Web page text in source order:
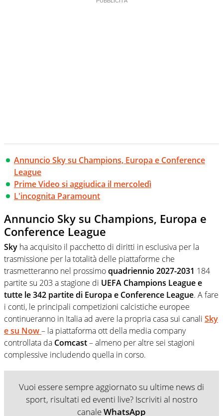
Annuncio Sky su Champions, Europa e Conference
League
Prime Video si aggiudica il mercoledì
L'incognita Paramount
Annuncio Sky su Champions, Europa e
Conference League
Sky ha acquisito il pacchetto di diritti in esclusiva per la
trasmissione per la totalità delle piattaforme che
trasmetteranno nel prossimoquadriennio 2027-2031 184
partite su 203 a stagione di UEFA Champions League e
tutte le 342 partite di Europa e Conference League. A fare
i conti, le principali competizioni calcistiche europee
continueranno in Italia ad avere la propria casa sui canali Sky
e su Now– la piattaforma ott della media company
controllata da Comcast– almeno per altre sei stagioni
complessive includendo quella in corso.
Vuoi essere sempre aggiornato su ultime news di
sport, risultati ed eventi live? Iscriviti al nostro
canaleWhatsApp